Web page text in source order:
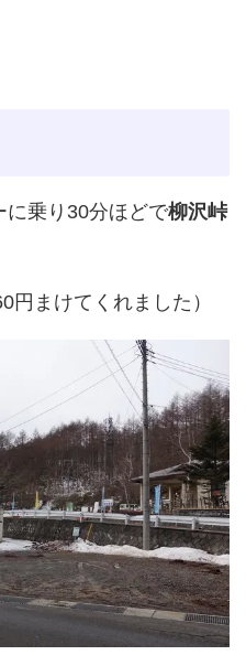
に乗り30分ほどで柳沢峠
円まけてくれました）